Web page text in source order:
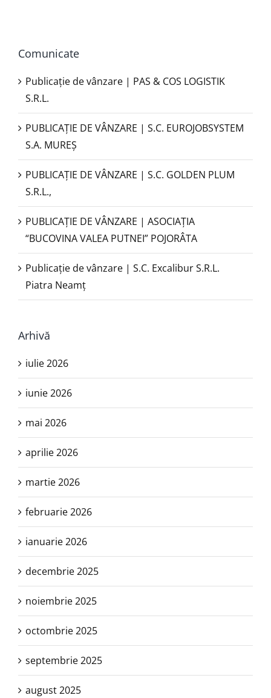
Comunicate
Publicație de vânzare | PAS & COS LOGISTIK
S.R.L.
PUBLICAŢIE DE VÂNZARE | S.C. EUROJOBSYSTEM
S.A. MUREȘ
PUBLICAȚIE DE VÂNZARE | S.C. GOLDEN PLUM
S.R.L.,
PUBLICAŢIE DE VÂNZARE | ASOCIAȚIA
“BUCOVINA VALEA PUTNEI” POJORÂTA
Publicație de vânzare | S.C. Excalibur S.R.L.
Piatra Neamţ
Arhivă
iulie 2026
iunie 2026
mai 2026
aprilie 2026
martie 2026
februarie 2026
ianuarie 2026
decembrie 2025
noiembrie 2025
octombrie 2025
septembrie 2025
august 2025